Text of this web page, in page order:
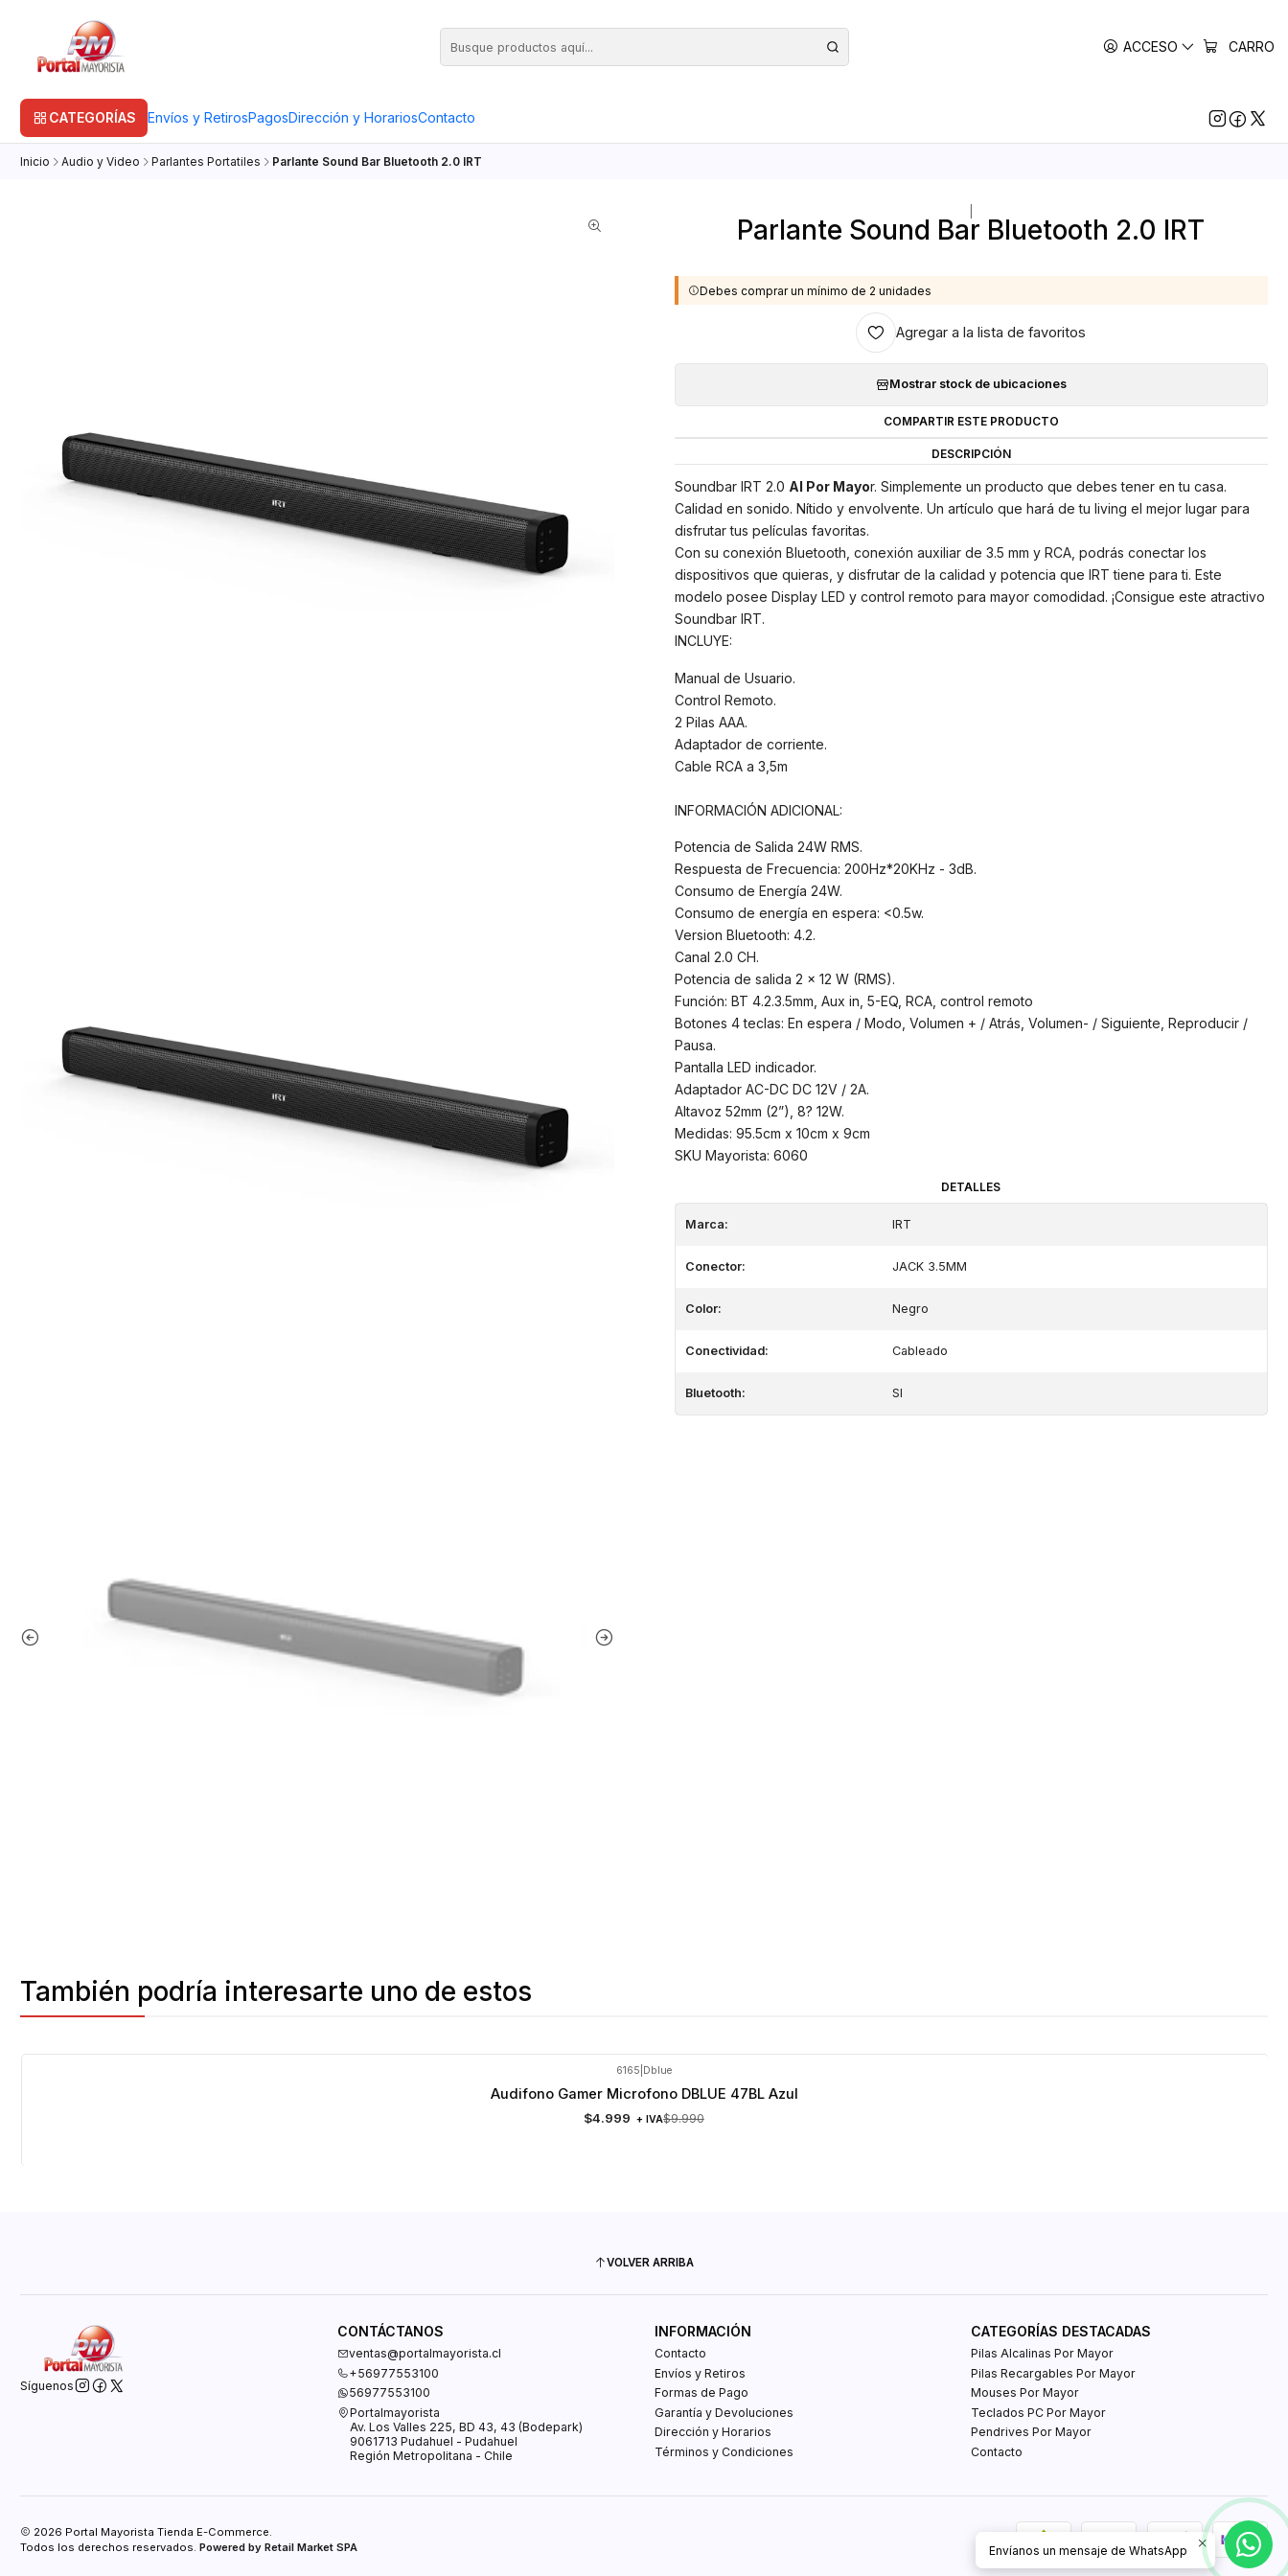
ACCESO CARRO
CATEGORÍAS Envíos y RetirosPagosDirección y HorariosContacto
Inicio Audio y Video Parlantes Portatiles Parlante Sound Bar Bluetooth 2.0 IRT
Parlante Sound Bar Bluetooth 2.0 IRT
Debes comprar un mínimo de 2 unidades
Agregar a la lista de favoritos
Mostrar stock de ubicaciones
COMPARTIR ESTE PRODUCTO
DESCRIPCIÓN
Soundbar IRT 2.0 Al Por Mayor. Simplemente un producto que debes tener en tu casa.
Calidad en sonido. Nítido y envolvente. Un artículo que hará de tu living el mejor lugar para
disfrutar tus películas favoritas.
Con su conexión Bluetooth, conexión auxiliar de 3.5 mm y RCA, podrás conectar los
dispositivos que quieras, y disfrutar de la calidad y potencia que IRT tiene para ti. Este
modelo posee Display LED y control remoto para mayor comodidad. ¡Consigue este atractivo
Soundbar IRT.
INCLUYE:
Manual de Usuario.
Control Remoto.
2 Pilas AAA.
Adaptador de corriente.
Cable RCA a 3,5m
INFORMACIÓN ADICIONAL:
Potencia de Salida 24W RMS.
Respuesta de Frecuencia: 200Hz*20KHz - 3dB.
Consumo de Energía 24W.
Consumo de energía en espera: <0.5w.
Version Bluetooth: 4.2.
Canal 2.0 CH.
Potencia de salida 2 x 12 W (RMS).
Función: BT 4.2.3.5mm, Aux in, 5-EQ, RCA, control remoto
Botones 4 teclas: En espera / Modo, Volumen + / Atrás, Volumen- / Siguiente, Reproducir /
Pausa.
Pantalla LED indicador.
Adaptador AC-DC DC 12V / 2A.
Altavoz 52mm (2”), 8? 12W.
Medidas: 95.5cm x 10cm x 9cm
SKU Mayorista: 6060
DETALLES
Marca: IRT
Conector: JACK 3.5MM
Color: Negro
Conectividad: Cableado
Bluetooth: SI
También podría interesarte uno de estos
6165 Dblue
Audifono Gamer Microfono DBLUE 47BL Azul
$4.999 + IVA$9.990
VOLVER ARRIBA
Síguenos
CONTÁCTANOS
ventas@portalmayorista.cl
+56977553100
56977553100
Portalmayorista
Av. Los Valles 225, BD 43, 43 (Bodepark)
9061713 Pudahuel - Pudahuel
Región Metropolitana - Chile
INFORMACIÓN
Contacto
Envíos y Retiros
Formas de Pago
Garantía y Devoluciones
Dirección y Horarios
Términos y Condiciones
CATEGORÍAS DESTACADAS
Pilas Alcalinas Por Mayor
Pilas Recargables Por Mayor
Mouses Por Mayor
Teclados PC Por Mayor
Pendrives Por Mayor
Contacto
2026 Portal Mayorista Tienda E-Commerce.
Todos los derechos reservados. Powered by Retail Market SPA Envíanos un mensaje de WhatsApp